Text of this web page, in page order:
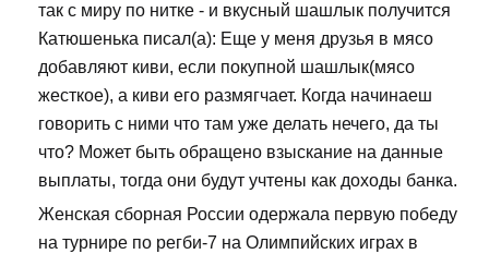
так с миру по нитке - и вкусный шашлык получится
Катюшенька писал(а): Еще у меня друзья в мясо
добавляют киви, если покупной шашлык(мясо
жесткое), а киви его размягчает. Когда начинаеш
говорить с ними что там уже делать нечего, да ты
что? Может быть обращено взыскание на данные
выплаты, тогда они будут учтены как доходы банка.
Женская сборная России одержала первую победу
на турнире по регби-7 на Олимпийских играх в